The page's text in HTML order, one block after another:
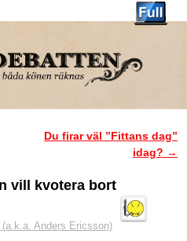
Du firar väl ”Fittans dag”
idag? →
vill kvotera bort
(a.k.a. Anders Ericsson)